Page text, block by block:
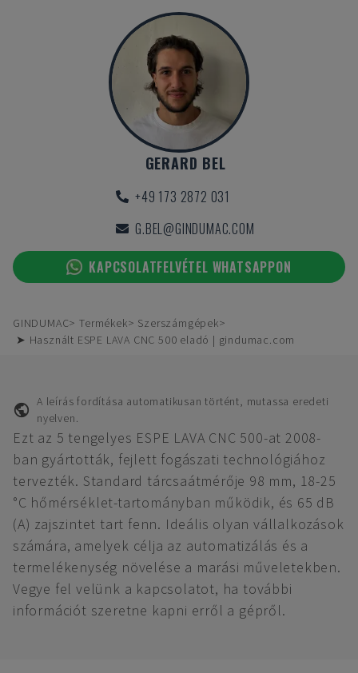
GERARD BEL
+49 173 2872 031
G.BEL@GINDUMAC.COM
KAPCSOLATFELVÉTEL WHATSAPPON
GINDUMAC Termékek
Szerszámgépek
➤ Használt ESPE LAVA CNC 500 eladó | gindumac.com
A leírás fordítása automatikusan történt, mutassa eredeti
nyelven.
Ezt az 5 tengelyes ESPE LAVA CNC 500-at 2008-
ban gyártották, fejlett fogászati technológiához
tervezték. Standard tárcsaátmérője 98 mm, 18-25
°C hőmérséklet-tartományban működik, és 65 dB
(A) zajszintet tart fenn. Ideális olyan vállalkozások
számára, amelyek célja az automatizálás és a
termelékenység növelése a marási műveletekben.
Vegye fel velünk a kapcsolatot, ha további
információt szeretne kapni erről a gépről.